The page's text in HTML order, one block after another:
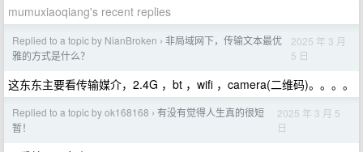
mumuxiaoqiang's recent replies
Replied to a topic by NianBroken › 非局域网下，传输文本最优
雅的方式是什么？
2025 年 3 月
5 日
这东东主要看传输媒介，2.4G ，bt ，wifi ，camera(二维码)。。。。
Replied to a topic by ok168168 › 有没有觉得人生真的很短
暂！
2025 年 3 月 5
日